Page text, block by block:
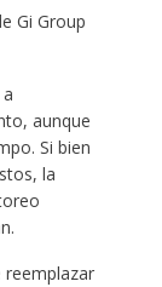
Gi Group
aunque
Si bien
la
reemplazar